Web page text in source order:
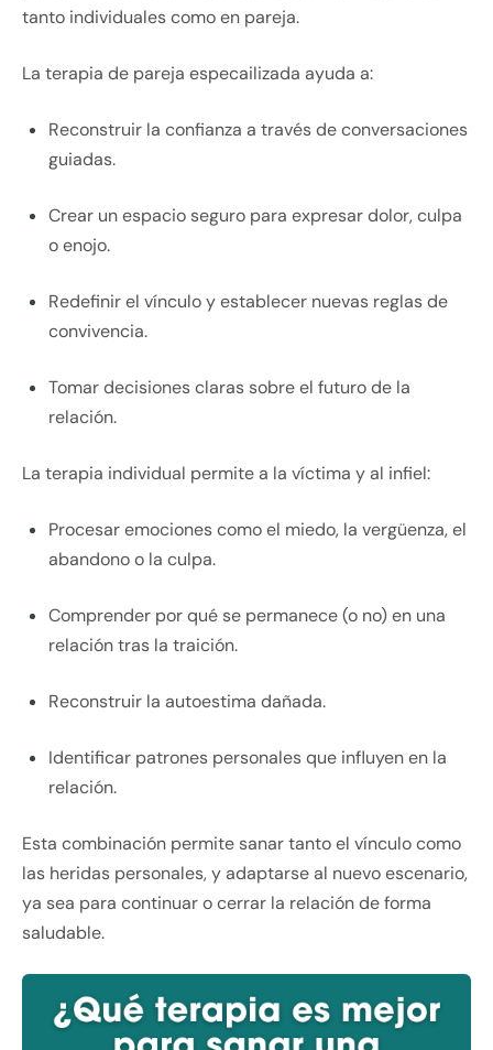
tanto individuales como en pareja.
La terapia de pareja especailizada ayuda a:
Reconstruir la confianza a través de conversaciones
guiadas.
Crear un espacio seguro para expresar dolor, culpa
o enojo.
Redefinir el vínculo y establecer nuevas reglas de
convivencia.
Tomar decisiones claras sobre el futuro de la
relación.
La terapia individual permite a la víctima y al infiel:
Procesar emociones como el miedo, la vergüenza, el
abandono o la culpa.
Comprender por qué se permanece (o no) en una
relación tras la traición.
Reconstruir la autoestima dañada.
Identificar patrones personales que influyen en la
relación.
Esta combinación permite sanar tanto el vínculo como
las heridas personales, y adaptarse al nuevo escenario,
ya sea para continuar o cerrar la relación de forma
saludable.